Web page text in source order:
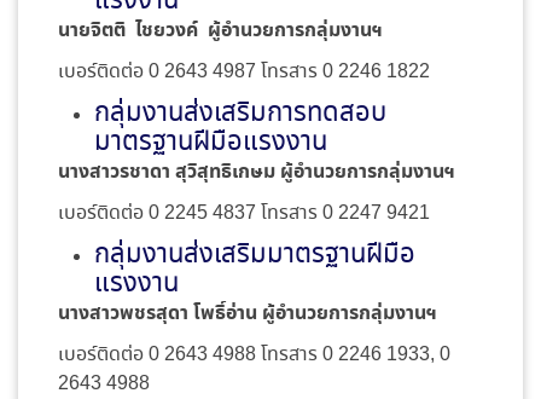
นายจิตติ ไชยวงค์ ผู้อำนวยการกลุ่มงานฯ
เบอร์ติดต่อ 0 2643 4987 โทรสาร 0 2246 1822
กลุ่มงานส่งเสริมการทดสอบ
มาตรฐานฝีมือแรงงาน
นางสาวรชาดา สุวิสุทธิเกษม ผู้อำนวยการกลุ่มงานฯ
เบอร์ติดต่อ 0 2245 4837 โทรสาร 0 2247 9421
กลุ่มงานส่งเสริมมาตรฐานฝีมือ
แรงงาน
นางสาวพชรสุดา โพธิ์อ่าน ผู้อำนวยการกลุ่มงานฯ
เบอร์ติดต่อ 0 2643 4988 โทรสาร 0 2246 1933, 0
2643 4988